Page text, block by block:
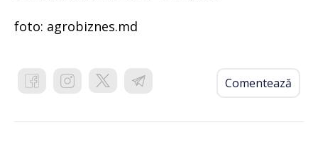
foto: agrobiznes.md
Comentează